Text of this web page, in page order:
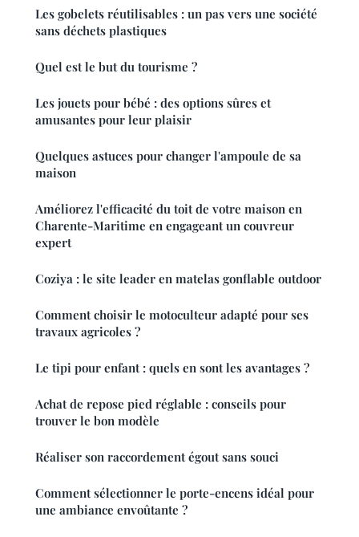
Les gobelets réutilisables : un pas vers une société
sans déchets plastiques
Quel est le but du tourisme ?
Les jouets pour bébé : des options sûres et
amusantes pour leur plaisir
Quelques astuces pour changer l'ampoule de sa
maison
Améliorez l'efficacité du toit de votre maison en
Charente-Maritime en engageant un couvreur
expert
Coziya : le site leader en matelas gonflable outdoor
Comment choisir le motoculteur adapté pour ses
travaux agricoles ?
Le tipi pour enfant : quels en sont les avantages ?
Achat de repose pied réglable : conseils pour
trouver le bon modèle
Réaliser son raccordement égout sans souci
Comment sélectionner le porte-encens idéal pour
une ambiance envoûtante ?